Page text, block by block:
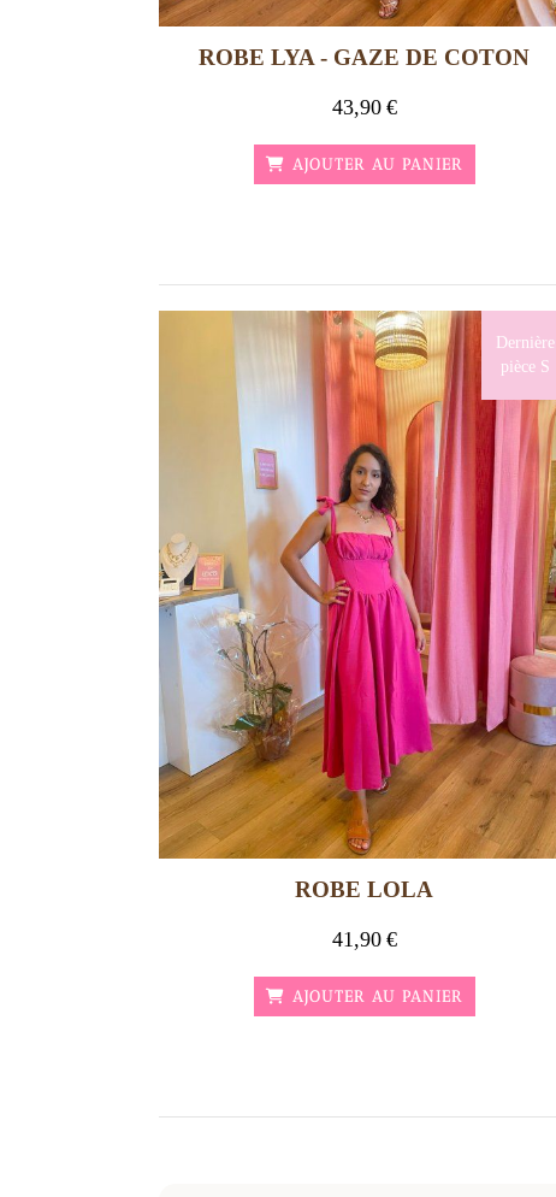
ROBE LYA - GAZE DE COTON
43,90€
AJOUTER AU PANIER
Dernière
pièce S
ROBE LOLA
41,90€
AJOUTER AU PANIER